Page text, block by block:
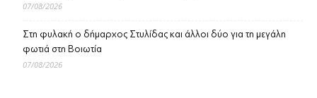
07/08/2026
Στη φυλακή ο δήμαρχος Στυλίδας και άλλοι δύο για τη μεγάλη
φωτιά στη Βοιωτία
07/08/2026